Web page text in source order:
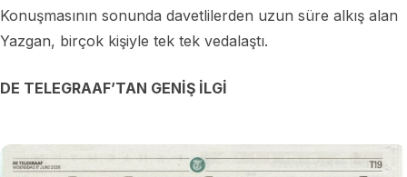
Konuşmasının sonunda davetlilerden uzun süre alkış alan
Yazgan, birçok kişiyle tek tek vedalaştı.
DE TELEGRAAF’TAN GENİŞ İLGİ